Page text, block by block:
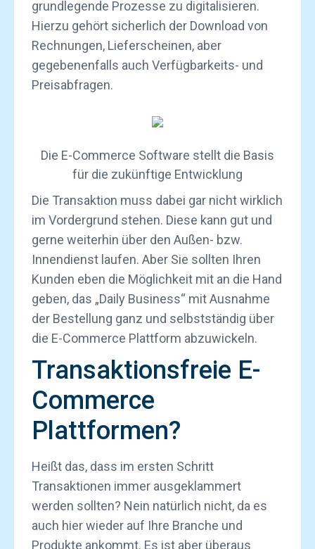
grundlegende Prozesse zu digitalisieren.
Hierzu gehört sicherlich der Download von
Rechnungen, Lieferscheinen, aber
gegebenenfalls auch Verfügbarkeits- und
Preisabfragen.
Die E-Commerce Software stellt die Basis
für die zukünftige Entwicklung
Die Transaktion muss dabei gar nicht wirklich
im Vordergrund stehen. Diese kann gut und
gerne weiterhin über den Außen- bzw.
Innendienst laufen. Aber Sie sollten Ihren
Kunden eben die Möglichkeit mit an die Hand
geben, das „Daily Business“ mit Ausnahme
der Bestellung ganz und selbstständig über
die E-Commerce Plattform abzuwickeln.
Transaktionsfreie E-
Commerce
Plattformen?
Heißt das, dass im ersten Schritt
Transaktionen immer ausgeklammert
werden sollten? Nein natürlich nicht, da es
auch hier wieder auf Ihre Branche und
Produkte ankommt. Es ist aber überaus